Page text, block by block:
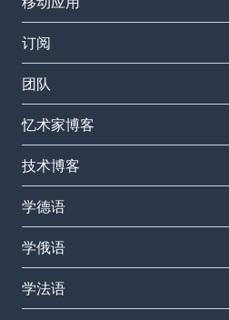
订阅
团队
忆术家博客
技术博客
学德语
学俄语
学法语